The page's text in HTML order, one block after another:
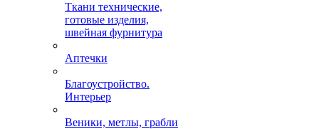
Ткани технические,
готовые изделия,
швейная фурнитура
Аптечки
Благоустройство.
Интерьер
Веники, метлы, грабли